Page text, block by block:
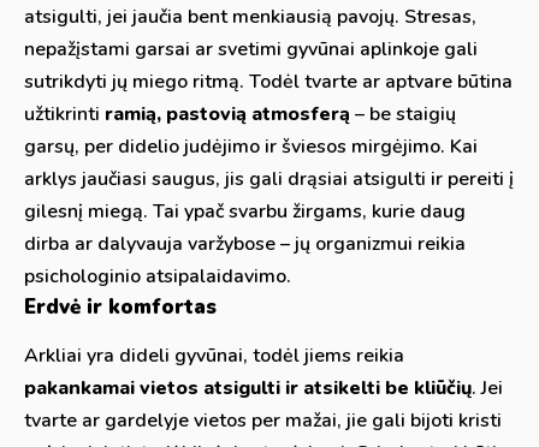
atsigulti, jei jaučia bent menkiausią pavojų. Stresas,
nepažįstami garsai ar svetimi gyvūnai aplinkoje gali
sutrikdyti jų miego ritmą. Todėl tvarte ar aptvare būtina
užtikrinti ramią, pastovią atmosferą – be staigių
garsų, per didelio judėjimo ir šviesos mirgėjimo. Kai
arklys jaučiasi saugus, jis gali drąsiai atsigulti ir pereiti į
gilesnį miegą. Tai ypač svarbu žirgams, kurie daug
dirba ar dalyvauja varžybose – jų organizmui reikia
psichologinio atsipalaidavimo.
Erdvė ir komfortas
Arkliai yra dideli gyvūnai, todėl jiems reikia
pakankamai vietos atsigulti ir atsikelti be kliūčių. Jei
tvarte ar gardelyje vietos per mažai, jie gali bijoti kristi